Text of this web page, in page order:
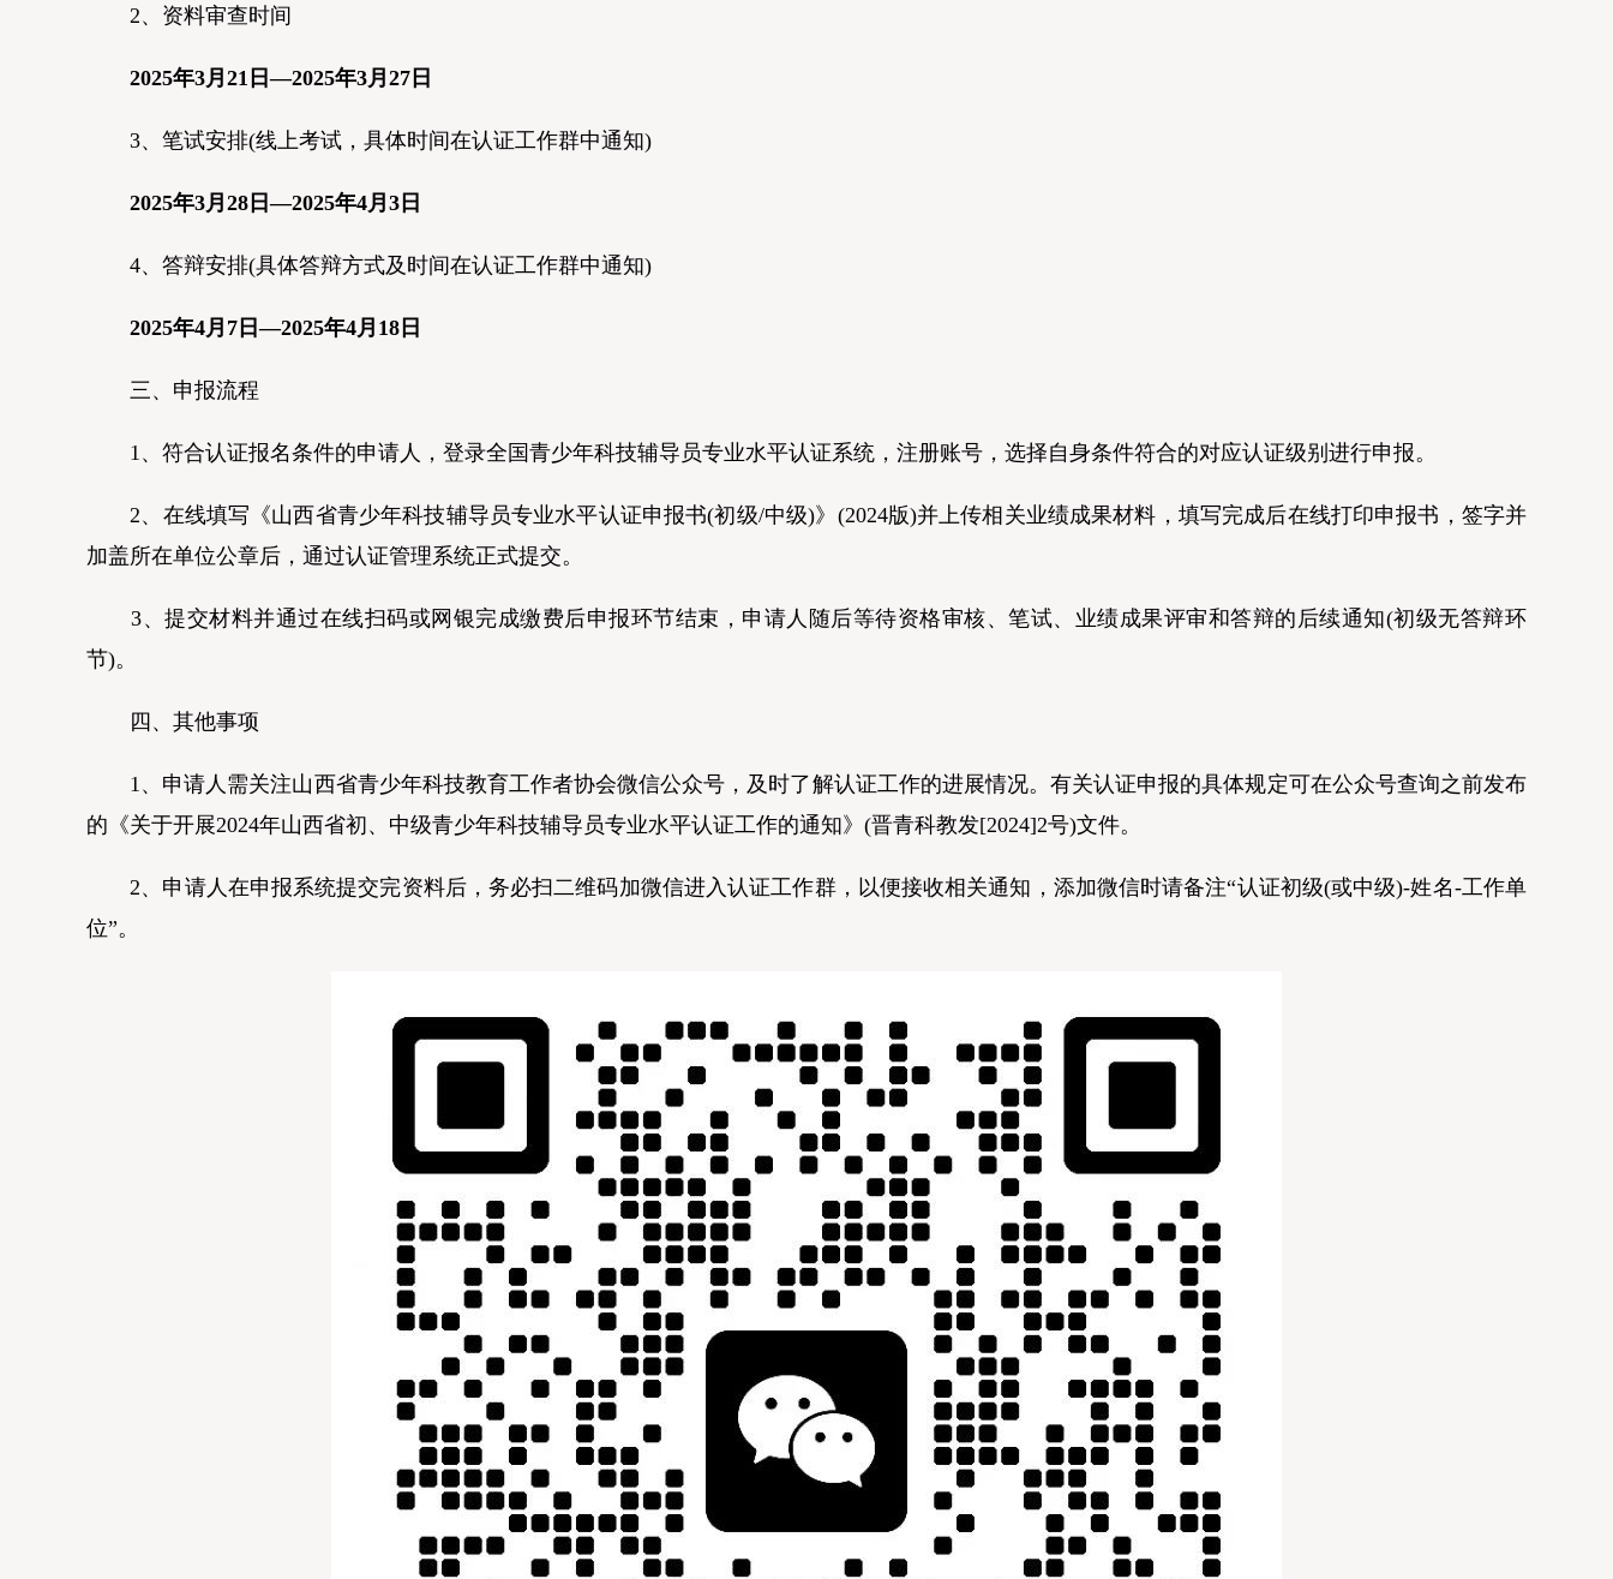
2、资料审查时间
2025年3月21日—2025年3月27日
3、笔试安排(线上考试，具体时间在认证工作群中通知)
2025年3月28日—2025年4月3日
4、答辩安排(具体答辩方式及时间在认证工作群中通知)
2025年4月7日—2025年4月18日
三、申报流程
1、符合认证报名条件的申请人，登录全国青少年科技辅导员专业水平认证系统，注册账号，选择自身条件符合的对应认证级别进行申报。
2、在线填写《山西省青少年科技辅导员专业水平认证申报书(初级/中级)》(2024版)并上传相关业绩成果材料，填写完成后在线打印申报书，签字并
加盖所在单位公章后，通过认证管理系统正式提交。
3、提交材料并通过在线扫码或网银完成缴费后申报环节结束，申请人随后等待资格审核、笔试、业绩成果评审和答辩的后续通知(初级无答辩环
节)。
四、其他事项
1、申请人需关注山西省青少年科技教育工作者协会微信公众号，及时了解认证工作的进展情况。有关认证申报的具体规定可在公众号查询之前发布
的《关于开展2024年山西省初、中级青少年科技辅导员专业水平认证工作的通知》(晋青科教发[2024]2号)文件。
2、申请人在申报系统提交完资料后，务必扫二维码加微信进入认证工作群，以便接收相关通知，添加微信时请备注“认证初级(或中级)-姓名-工作单
位”。